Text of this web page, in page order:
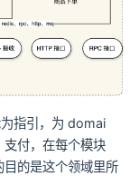
指引，为 domai
支付，在每个模块
的是这个领域里所